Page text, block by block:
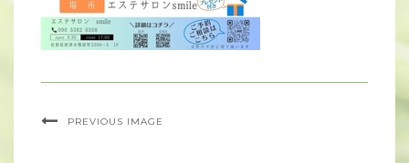
PREVIOUS IMAGE